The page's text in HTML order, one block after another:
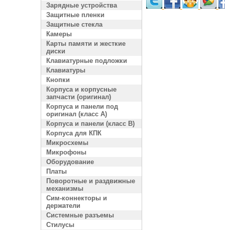
Зарядные устройства
Защитные пленки
Защитные стекла
Камеры
Карты памяти и жесткие
диски
Клавиатурные подложки
Клавиатуры
Кнопки
Корпуса и корпусные
запчасти (оригинал)
Корпуса и панели под
оригинал (класс A)
Корпуса и панели (класс B)
Корпуса для КПК
Микросхемы
Микрофоны
Оборудование
Платы
Поворотные и раздвижные
механизмы
Сим-коннекторы и
держатели
Системные разъемы
Стилусы